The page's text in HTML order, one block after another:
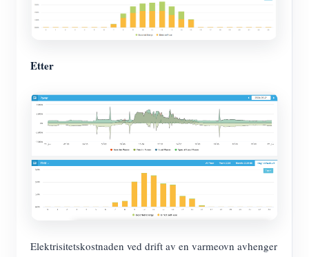
Etter
Elektrisitetskostnaden ved drift av en varmeovn avhenger